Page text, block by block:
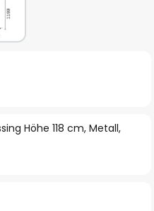
Höhe 118 cm, Metall,